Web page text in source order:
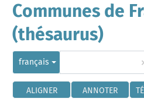
Communes de
(thésaurus)
français
ALIGNER ANNOTER